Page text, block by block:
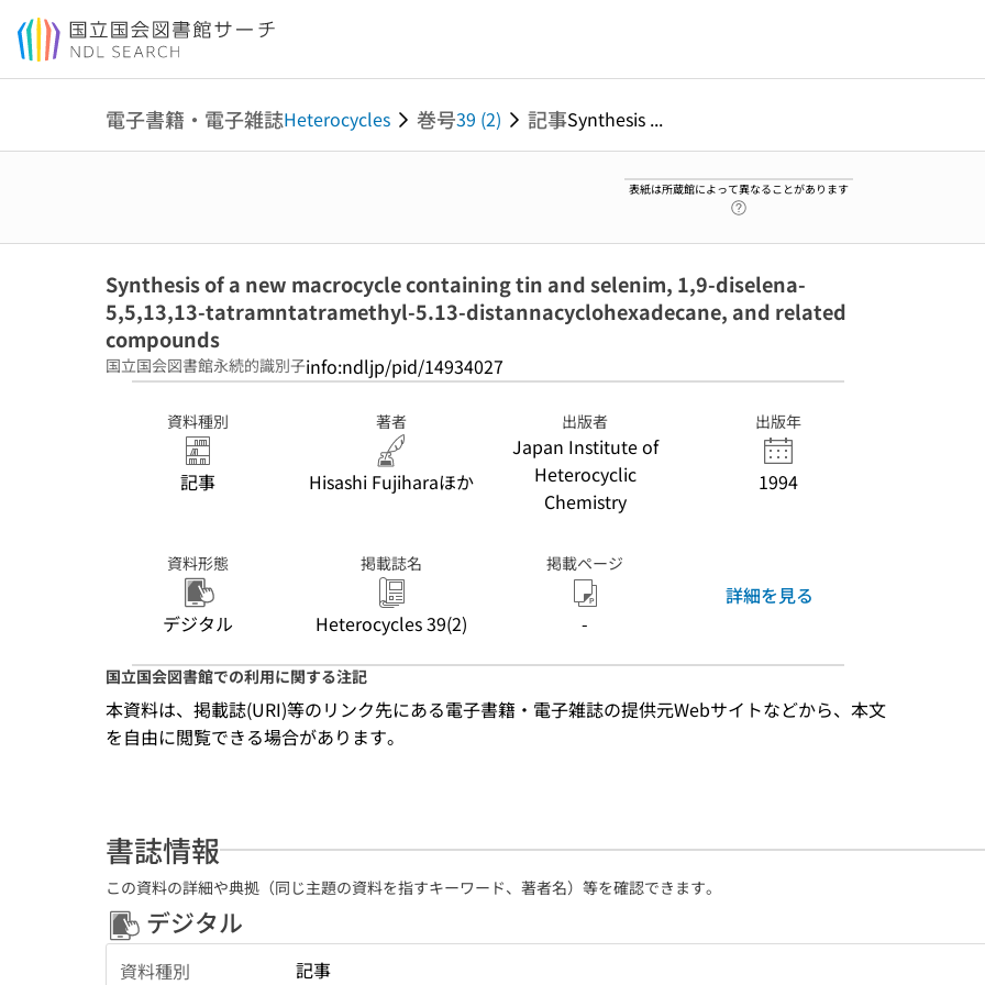
本文へ移動
電子書籍・電子雑誌Heterocycles 巻号39 (2) 記事Synthesis ...
表紙は所蔵館によって異なることがあります
Synthesis of a new macrocycle containing tin and selenim, 1,9-diselena-
5,5,13,13-tatramntatramethyl-5.13-distannacyclohexadecane, and related
compounds
国立国会図書館永続的識別子info:ndljp/pid/14934027
資料種別
記事
著者
Hisashi Fujiharaほか
出版者
Japan Institute of
Heterocyclic
Chemistry
出版年
1994
資料形態
デジタル
掲載誌名
Heterocycles 39(2)
掲載ページ
-
詳細を見る
国立国会図書館での利用に関する注記
本資料は、掲載誌(URI)等のリンク先にある電子書籍・電子雑誌の提供元Webサイトなどから、本文
を自由に閲覧できる場合があります。
書誌情報
この資料の詳細や典拠（同じ主題の資料を指すキーワード、著者名）等を確認できます。
デジタル
資料種別 記事